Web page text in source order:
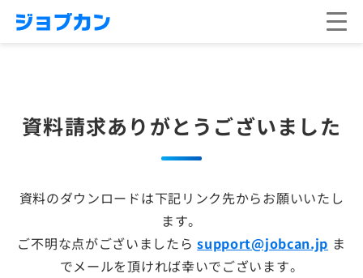
資料請求ありがとうございました
資料のダウンロードは下記リンク先からお願いいたし
ます。
ご不明な点がございましたらsupport@jobcan.jp ま
でメールを頂ければ幸いでございます。